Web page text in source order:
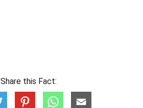
Share this Fact: